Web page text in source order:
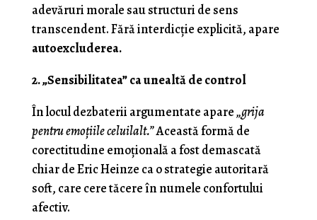
adevăruri morale sau structuri de sens
transcendent. Fără interdicție explicită, apare
autoexcluderea.
2. „Sensibilitatea” ca unealtă de control
În locul dezbaterii argumentate apare„grija
pentru emoțiile celuilalt.”Această formă de
corectitudine emoțională a fost demascată
chiar de Eric Heinze ca o strategie autoritară
soft, care cere tăcere în numele confortului
afectiv.